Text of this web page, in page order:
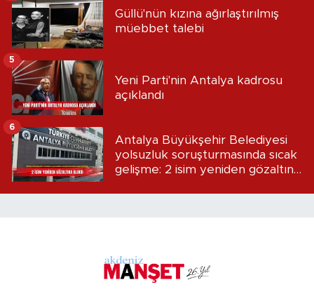
Güllü'nün kızına ağırlaştırılmış
müebbet talebi
Yeni Parti'nin Antalya kadrosu
açıklandı
5
Antalya Büyükşehir Belediyesi
yolsuzluk soruşturmasında sıcak
gelişme: 2 isim yeniden gözaltına
6